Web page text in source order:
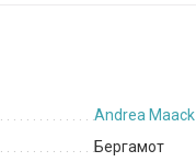
Andrea Maack
Бергамот